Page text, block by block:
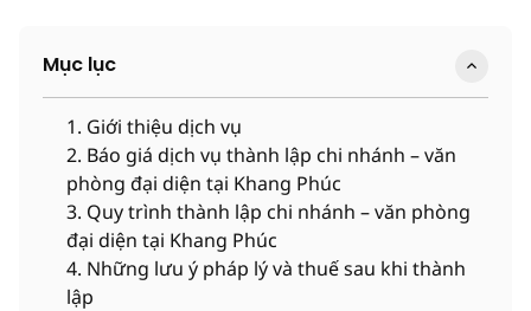
Hoàn thuế GTGT
Hoàn thuế TNCN
Đổi loại hình công ty
Đổi CCCD
Mục lục
1. Giới thiệu dịch vụ
2. Báo giá dịch vụ thành lập chi nhánh – văn
phòng đại diện tại Khang Phúc
3. Quy trình thành lập chi nhánh – văn phòng
đại diện tại Khang Phúc
4. Những lưu ý pháp lý và thuế sau khi thành
lập